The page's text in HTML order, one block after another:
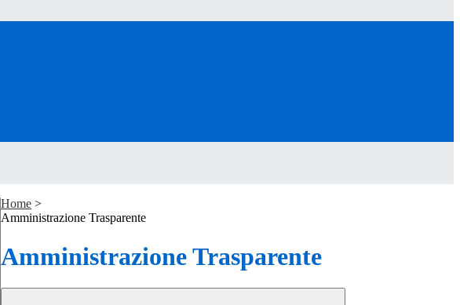
Home >
Amministrazione Trasparente
Amministrazione Trasparente